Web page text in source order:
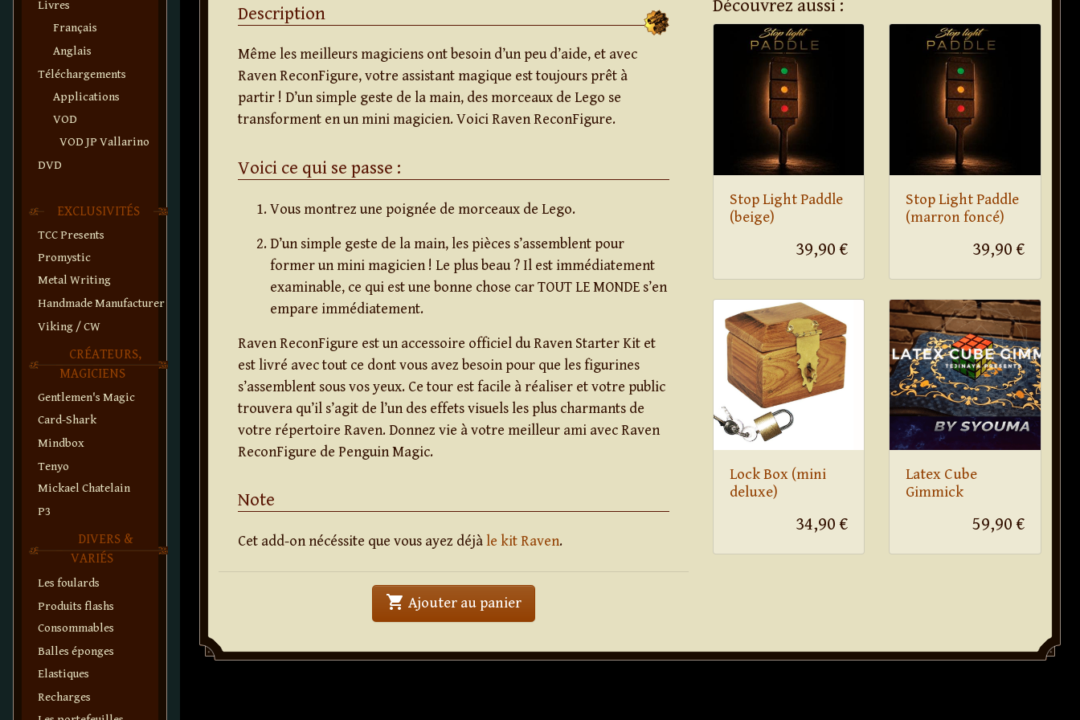
Livres
Français
Anglais
Téléchargements
Applications
VOD
VOD JP Vallarino
DVD
EXCLUSIVITÉS
TCC Presents
Promystic
Metal Writing
Handmade Manufacturer
Viking / CW
CRÉATEURS,
MAGICIENS
Gentlemen's Magic
Card-Shark
Mindbox
Tenyo
Mickael Chatelain
P3
DIVERS &
VARIÉS
Les foulards
Produits flashs
Consommables
Balles éponges
Elastiques
Recharges
Description
Même les meilleurs magiciens ont besoin d’un peu d’aide, et avec
Raven ReconFigure, votre assistant magique est toujours prêt à
partir ! D’un simple geste de la main, des morceaux de Lego se
transforment en un mini magicien. Voici Raven ReconFigure.
Voici ce qui se passe :
Vous montrez une poignée de morceaux de Lego.
D’un simple geste de la main, les pièces s’assemblent pour
former un mini magicien ! Le plus beau ? Il est immédiatement
examinable, ce qui est une bonne chose car TOUT LE MONDE s’en
empare immédiatement.
Raven ReconFigure est un accessoire officiel du Raven Starter Kit et
est livré avec tout ce dont vous avez besoin pour que les figurines
s’assemblent sous vos yeux. Ce tour est facile à réaliser et votre public
trouvera qu’il s’agit de l’un des effets visuels les plus charmants de
votre répertoire Raven. Donnez vie à votre meilleur ami avec Raven
ReconFigure de Penguin Magic.
Note
Cet add-on nécéssite que vous ayez déjàle kit Raven.
shopping_cart Ajouter au panier' . Raven Reconfigure . '
Découvrez aussi :
Stop Light Paddle
(beige)
39,90 €
Stop Light Paddle
(marron foncé)
39,90 €
Lock Box (mini
deluxe)
34,90 €
Latex Cube
Gimmick
59,90 €